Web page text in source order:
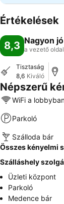
Értékelések
8,3 Nagyon jó
a vezető
Tisztaság
8,6 Kiváló
Népszerű
WiFi a
Parkoló
Szálloda bár
Összes kényelmi
Szálláshely
Üzleti központ
Parkoló
Medence bár